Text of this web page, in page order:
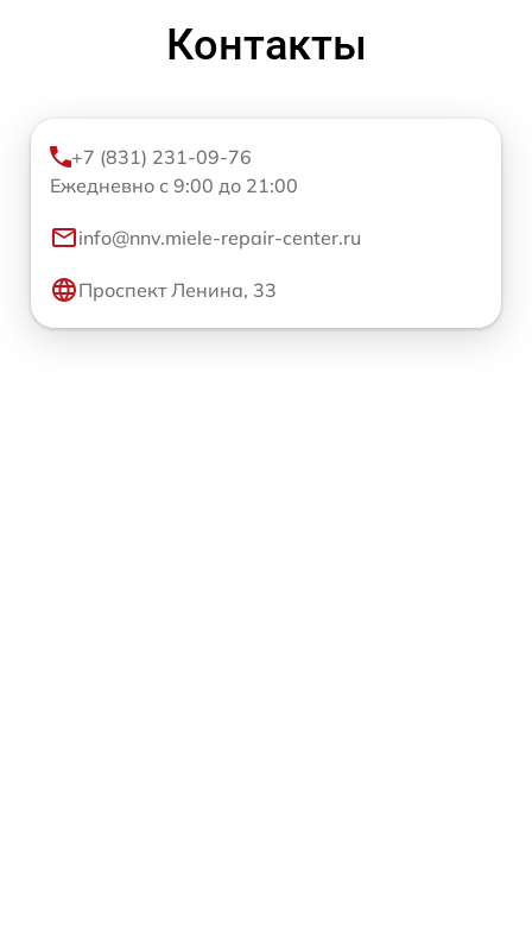
Контакты
+7 (831) 231-09-76
Ежедневно с 9:00 до 21:00
info@nnv.miele-repair-center.ru
Проспект Ленина, 33